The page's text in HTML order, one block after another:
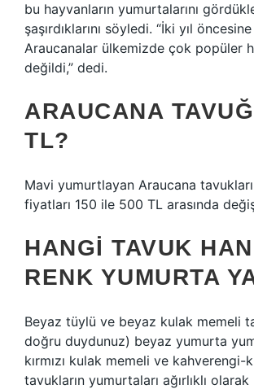
bu hayvanların yumurtalarını
şaşırdıklarını söyledi. “İki yıl
Araucanalar ülkemizde çok popüler
değildi,” dedi.
ARAUCANA
TL?
Mavi yumurtlayan Araucana
fiyatları 150 ile 500 TL arasında
HANGI TAVUK
RENK YUMURTA
Beyaz tüylü ve beyaz kulak memeli
doğru duydunuz) beyaz yumurta
kırmızı kulak memeli ve kahverengi-
tavukların yumurtaları ağırlıklı